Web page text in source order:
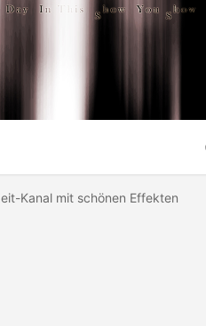
Kanal mit schönen Effekten